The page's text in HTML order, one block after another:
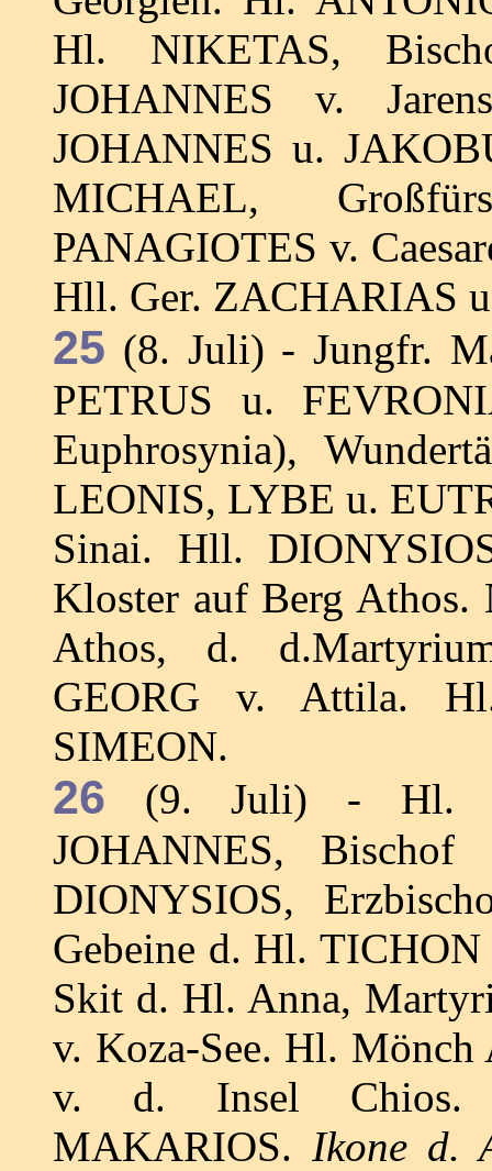
Hl. NIKETAS,
JOHANNES v.
JOHANNES u.
MICHAEL,
PANAGIOTES v.
Hll. Ger. ZACHARIAS
25 (8. Juli) - Jungfr.
PETRUS u.
Euphrosynia),
LEONIS, LYBE u.
Sinai. Hll.
Kloster auf Berg Athos.
Athos, d.
GEORG v. Attila.
SIMEON.
26 (9. Juli) - Hl.
JOHANNES,
DIONYSIOS,
Gebeine d. Hl.
Skit d. Hl. Anna,
v. Koza-See. Hl.
v. d. Insel Chios.
MAKARIOS. Ikone d.